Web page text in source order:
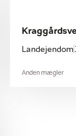
Landejendom
Anden mægler